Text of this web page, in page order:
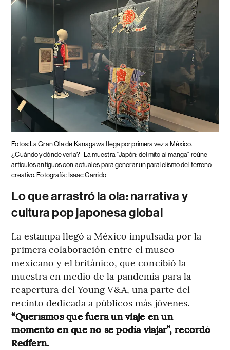
Fotos: La Gran Ola de Kanagawa llega por primera vez a México.
¿Cuándo y dónde verla? La muestra "Japón: del mito al manga" reúne
artículos antiguos con actuales para generar un paralelismo del terreno
creativo. Fotografía: Isaac Garrido
Lo que arrastró la ola: narrativa y
cultura pop japonesa global
La estampa llegó a México impulsada por la
primera colaboración entre el museo
mexicano y el británico, que concibió la
muestra en medio de la pandemia para la
reapertura del Young V&A, una parte del
recinto dedicada a públicos más jóvenes.
“Queríamos que fuera un viaje en un
momento en que no se podía viajar”, recordó
Redfern.